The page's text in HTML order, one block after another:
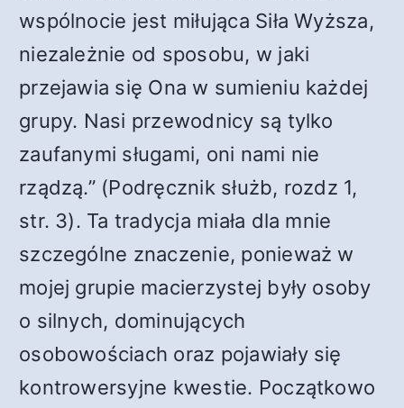
wspólnocie jest miłująca Siła Wyższa,
niezależnie od sposobu, w jaki
przejawia się Ona w sumieniu każdej
grupy. Nasi przewodnicy są tylko
zaufanymi sługami, oni nami nie
rządzą.” (Podręcznik służb, rozdz 1,
str. 3). Ta tradycja miała dla mnie
szczególne znaczenie, ponieważ w
mojej grupie macierzystej były osoby
o silnych, dominujących
osobowościach oraz pojawiały się
kontrowersyjne kwestie. Początkowo